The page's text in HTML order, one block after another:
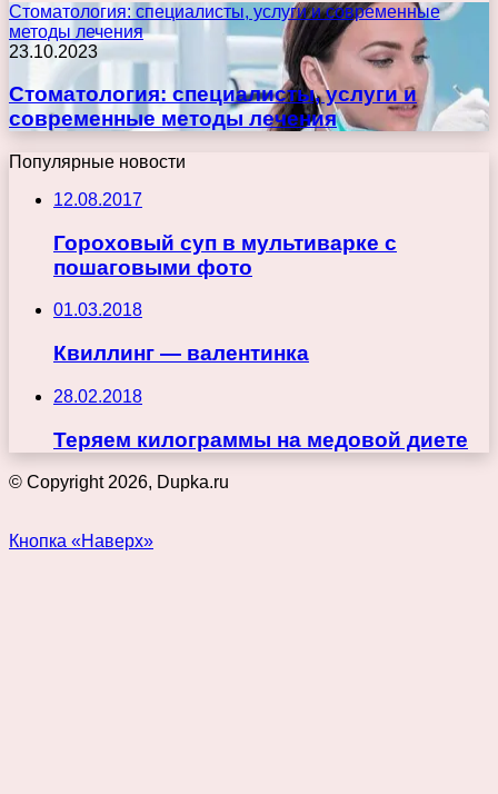
Стоматология: специалисты, услуги и современные
методы лечения
23.10.2023
Стоматология: специалисты, услуги и
современные методы лечения
Популярные новости
12.08.2017
Гороховый суп в мультиварке с
пошаговыми фото
01.03.2018
Квиллинг — валентинка
28.02.2018
Теряем килограммы на медовой диете
© Copyright 2026, Dupka.ru
Кнопка «Наверх»